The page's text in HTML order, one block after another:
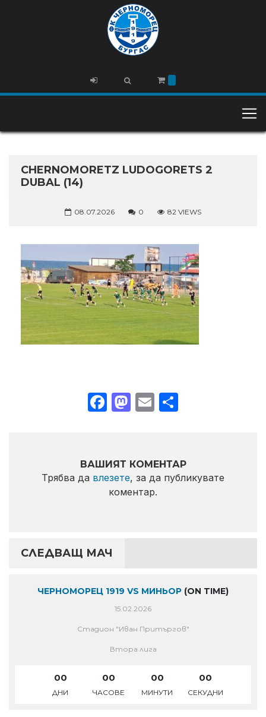
CHERNOMORETZ LUDOGORETS 2
DUBAL (14)
08.07.2026 0 82 VIEWS
Facebook
Mastodon
Email
ВАШИЯТ КОМЕНТАР
Трябва да влезете, за да публикувате
коментар.
СЛЕДВАЩ МАЧ
ЧЕРНОМОРЕЦ 1919 VS МИНЬОР (ON TIME)
15.02.2026
Стадион "Иван Притъргов"
Втора лига
00
ДНИ
00
ЧАСОВЕ
00
МИНУТИ
00
СЕКУДНИ